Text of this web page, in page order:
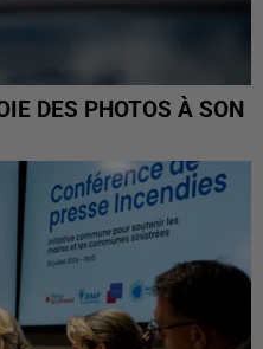
DES PHOTOS À SON